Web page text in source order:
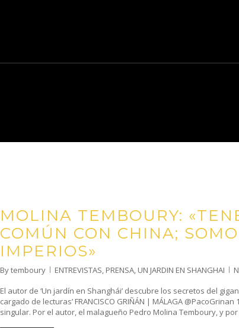
MOLINA TEMBOURY:
COMÚN CON CHINA;
IMPERIOS»
Bytemboury ENTREVISTAS, PRENSA, UN JARDIN EN SHANGHAI
El autor de ‘Un jardín en Shanghái’ descubre los secretos del
cargado de lecturas’ FRANCISCO GRIÑÁN | MÁLAGA
singular. Por el autor, el malagueño Pedro Molina Temboury, y